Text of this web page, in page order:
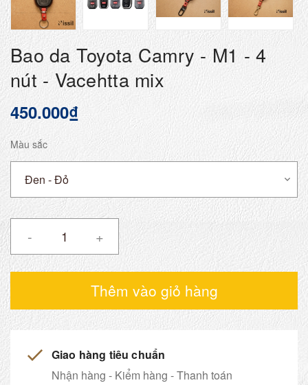
Bao da Toyota Camry - M1 - 4
nút - Vacehtta mix
450.000₫
Màu sắc
- +
Thêm vào giỏ hàng
Giao hàng tiêu chuẩn
Nhận hàng - Kiểm hàng - Thanh toán